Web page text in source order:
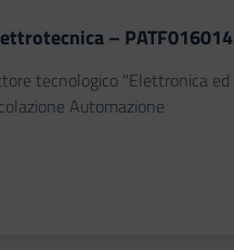
– PATF016014
tecnologico "Elettronica ed
Automazione